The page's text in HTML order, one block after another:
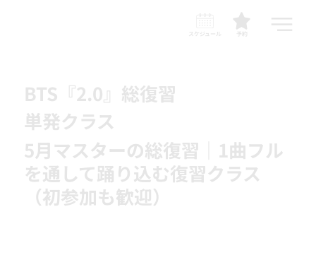
予約
スケジュール
BTS『2.0』総復習
単発クラス
5月マスターの総復習｜1曲フル
を通して踊り込む復習クラス
（初参加も歓迎）